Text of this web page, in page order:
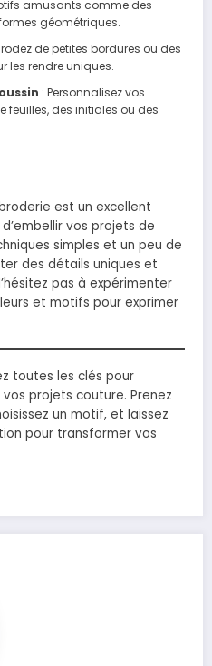
amusants comme des
géométriques.
de petites bordures ou des
les rendre uniques.
: Personnalisez vos
feuilles, des initiales ou des
est un excellent
vos projets de
simples et un peu de
des détails uniques et
pas à expérimenter
et motifs pour exprimer
toutes les clés pour
projets couture. Prenez
un motif, et laissez
pour transformer vos